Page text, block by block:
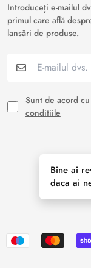
Introduceți e-mailul
primul care află
lansări de produse.
Sunt de acord cu
conditiile
Bine ai
daca ai
Formular retur
Semnaleaza o problema
Verificare status